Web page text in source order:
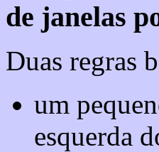
de janelas
Duas regras
um
esquerda